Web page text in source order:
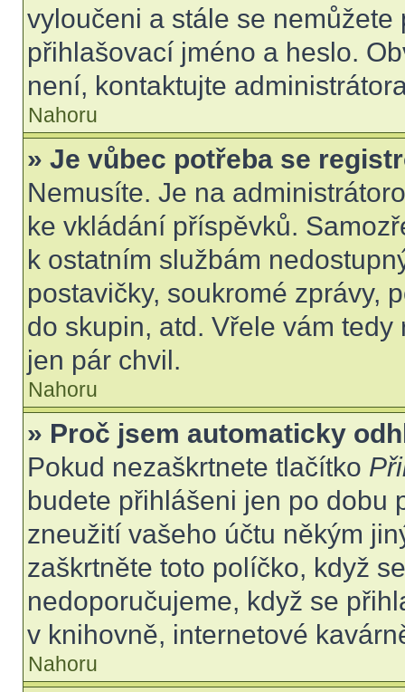
vyloučeni a stále se
přihlašovací jméno a heslo.
není, kontaktujte
Nahoru
» Je vůbec potřeba se
Nemusíte. Je na
ke vkládání příspěvků.
k ostatním službám
postavičky, soukromé zprávy,
do skupin, atd. Vřele vám
jen pár chvil.
Nahoru
» Proč jsem automaticky
Pokud nezaškrtnete tlačítko
budete přihlášeni jen po dobu
zneužití vašeho účtu někým
zaškrtněte toto políčko, když
nedoporučujeme, když se
v knihovně, internetové
Nahoru